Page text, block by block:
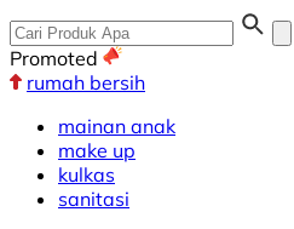
Promoted
rumah bersih
mainan anak
make up
kulkas
sanitasi